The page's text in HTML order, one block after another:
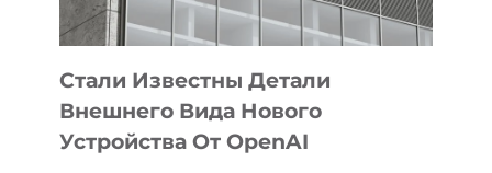
ИНТЕЛЛЕКТА
Стали Известны Детали
Внешнего Вида Нового
Устройства От OpenAI